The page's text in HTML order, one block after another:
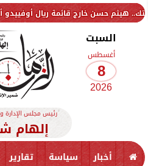
خارج قائمة ريال أوفييدو أمام لوهافر
السبت
أغسطس
8
2026
رئيس مجلس الإدارة
إلهام
أخبار سياسة تقارير